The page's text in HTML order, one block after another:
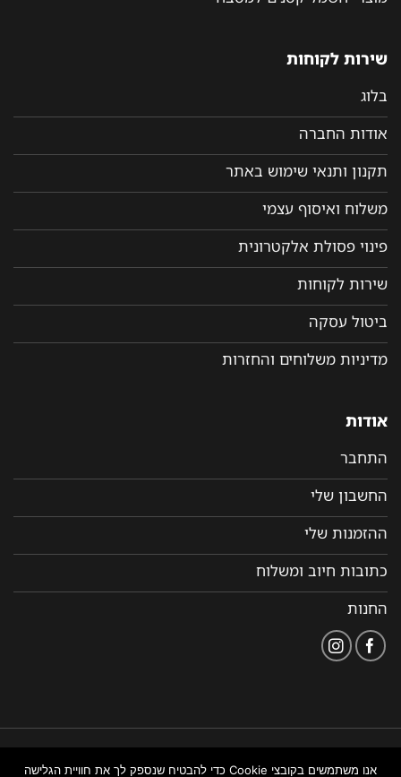
שירות לקוחות
בלוג
אודות החברה
תקנון ותנאי שימוש באתר
משלוח ואיסוף עצמי
פינוי פסולת אלקטרונית
שירות לקוחות
ביטול עסקה
מדיניות משלוחים והחזרות
אודות
התחבר
החשבון שלי
ההזמנות שלי
כתובות חיוב ומשלוח
החנות
אנו משתמשים בקובצי Cookie כדי להבטיח שנספק לך את חוויית הגלישה